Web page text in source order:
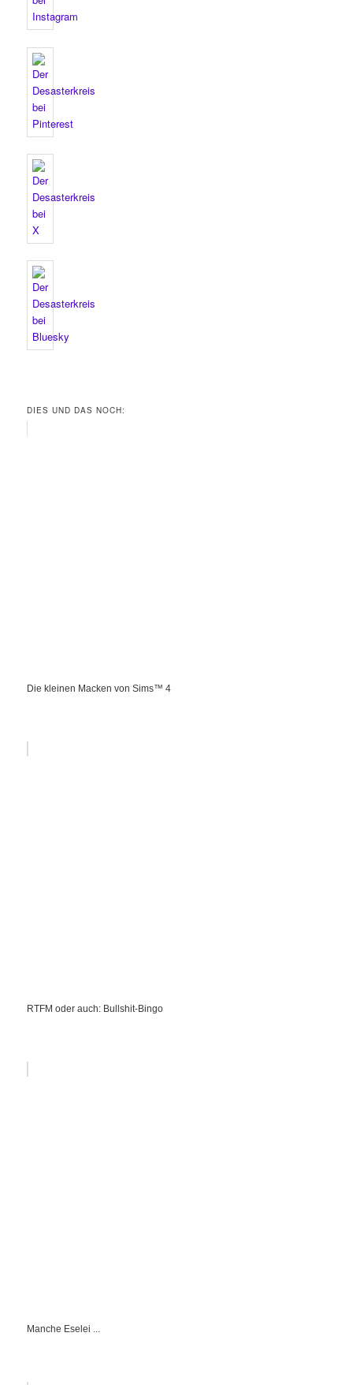
DIES UND DAS NOCH:
Die kleinen Macken von Sims™ 4
RTFM oder auch: Bullshit-Bingo
Manche Eselei ...